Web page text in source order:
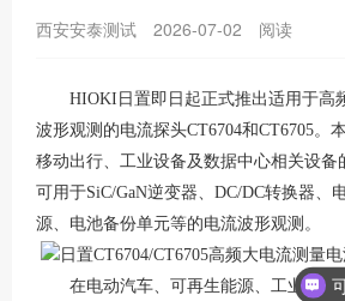
西安安泰测试 2026-07-02 阅读
HIOKI日置即日起正式推出适用于高
波形观测的电流探头CT6704和CT6705。
移动出行、工业设备及数据中心相关设备
可用于SiC/GaN逆变器、DC/DC转换器、
源、电池备份单元等的电流波形观测。
在电动汽车、可再生能源、工业设备